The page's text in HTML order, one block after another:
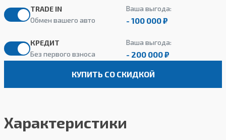
TRADE IN
Обмен вашего авто
Ваша выгода:
- 100 000 ₽
КРЕДИТ
Без первого взноса
Ваша выгода:
- 200 000 ₽
КУПИТЬ СО СКИДКОЙ
Характеристики